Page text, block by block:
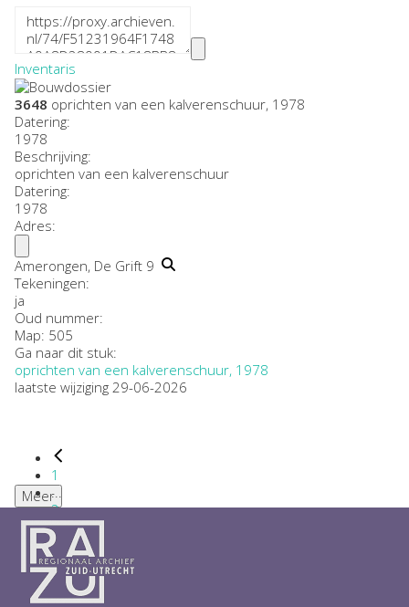
Inventaris
3648 oprichten van een kalverenschuur, 1978
Datering:
1978
Beschrijving:
oprichten van een kalverenschuur
Datering:
1978
Adres:
Amerongen, De Grift 9
Tekeningen:
ja
Oud nummer:
Map: 505
Ga naar dit stuk:
oprichten van een kalverenschuur, 1978
laatste wijziging 29-06-2026
1
...
2
3
4
5
6
...
Meer